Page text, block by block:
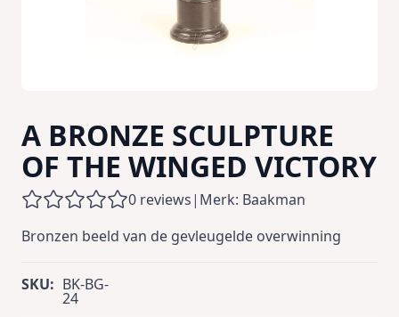
A BRONZE SCULPTURE
OF THE WINGED VICTORY
0 reviews| Merk: Baakman
Bronzen beeld van de gevleugelde overwinning
SKU: BK-BG-
24